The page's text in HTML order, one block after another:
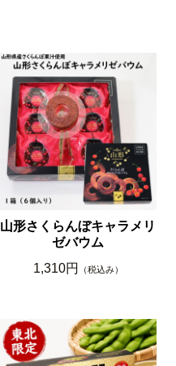
山形さくらんぼキャラメリ
ゼバウム
1,310円
（税込み）